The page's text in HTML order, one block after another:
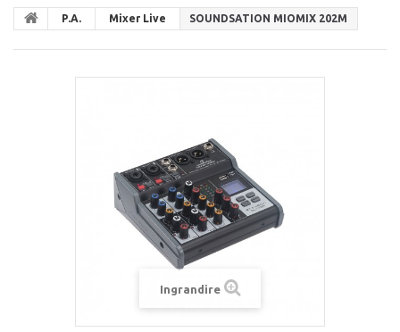
P.A. Mixer Live SOUNDSATION MIOMIX 202M
Ingrandire